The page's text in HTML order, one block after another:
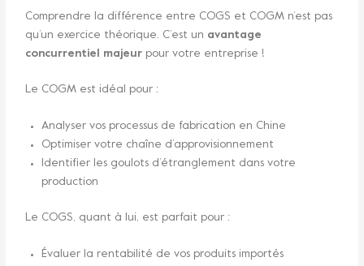
Comprendre la différence entre COGS et COGM n’est pas
qu’un exercice théorique. C’est un avantage
concurrentiel majeur pour votre entreprise !
Le COGM est idéal pour :
Analyser vos processus de fabrication en Chine
Optimiser votre chaîne d’approvisionnement
Identifier les goulots d’étranglement dans votre
production
Le COGS, quant à lui, est parfait pour :
Évaluer la rentabilité de vos produits importés